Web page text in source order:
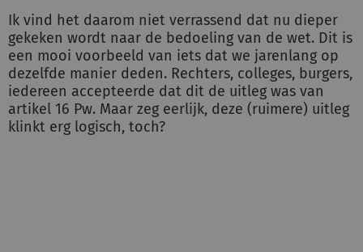
Ik vind het daarom niet verrassend dat nu dieper
gekeken wordt naar de bedoeling van de wet. Dit is
een mooi voorbeeld van iets dat we jarenlang op
dezelfde manier deden. Rechters, colleges, burgers,
iedereen accepteerde dat dit de uitleg was van
artikel 16 Pw. Maar zeg eerlijk, deze (ruimere) uitleg
klinkt erg logisch, toch?